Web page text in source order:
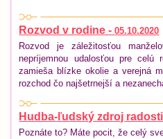
Rozvod v rodine -05.10.2020
Rozvod je záležitosťou
nepríjemnou udalosťou pre
zamieša blízke okolie a verejná
rozchod čo najšetrnejší a
Hudba-ľudský zdroj
Poznáte to? Máte pocit, že celý